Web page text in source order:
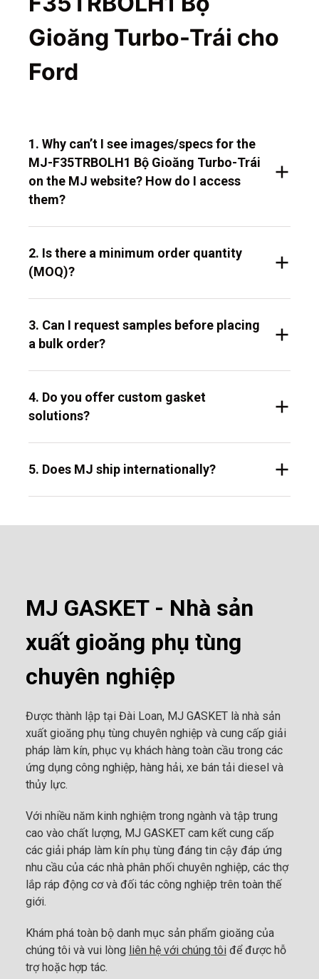
Gioăng Turbo-Trái cho
Ford
1. Why can’t I see images/specs for the
MJ-F35TRBOLH1 Bộ Gioăng Turbo-Trái
on the MJ website? How do I access
them?
2. Is there a minimum order quantity
(MOQ)?
3. Can I request samples before placing
a bulk order?
4. Do you offer custom gasket
solutions?
5. Does MJ ship internationally?
MJ GASKET - Nhà sản
xuất gioăng phụ tùng
chuyên nghiệp
Được thành lập tại Đài Loan, MJ GASKET là nhà sản
xuất gioăng phụ tùng chuyên nghiệp và cung cấp giải
pháp làm kín, phục vụ khách hàng toàn cầu trong các
ứng dụng công nghiệp, hàng hải, xe bán tải diesel và
thủy lực.
Với nhiều năm kinh nghiệm trong ngành và tập trung
cao vào chất lượng, MJ GASKET cam kết cung cấp
các giải pháp làm kín phụ tùng đáng tin cậy đáp ứng
nhu cầu của các nhà phân phối chuyên nghiệp, các thợ
lắp ráp động cơ và đối tác công nghiệp trên toàn thế
giới.
Khám phá toàn bộ danh mục sản phẩm gioăng của
chúng tôi và vui lòng liên hệ với chúng tôiđể được hỗ
trợ hoặc hợp tác.